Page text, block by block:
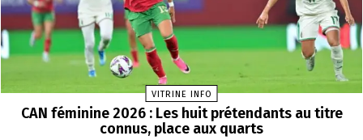
VITRINE INFO
CAN féminine 2026 : Les huit prétendants au titre
connus, place aux quarts